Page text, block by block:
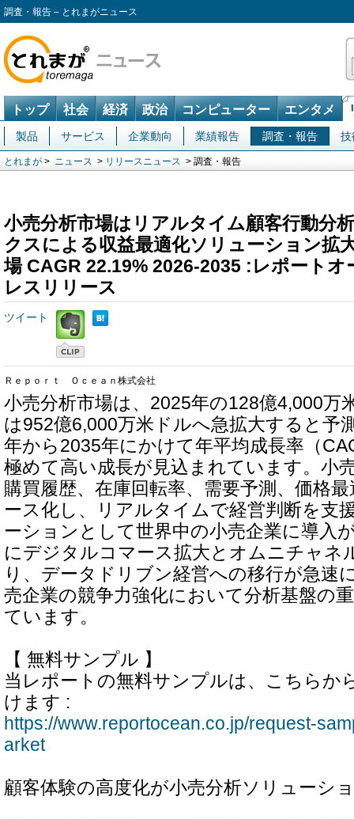
調査・報告 – とれまがニュース
トップ 社会 経済 政治 コンピューター エンタメ
製品 サービス 企業動向 業績報告 調査・報告 技
とれまが > ニュース > リリースニュース > 調査・報告
小売分析市場はリアルタイム顧客行動分
クスによる収益最適化ソリューション拡
場 CAGR 22.19% 2026-2035 :レポートオ
レスリリース
ツイート
Ｒｅｐｏｒｔ Ｏｃｅａｎ株式会社
小売分析市場は、2025年の128億4,000万
は952億6,000万米ドルへ急拡大すると予
年から2035年にかけて年平均成長率（
極めて高い成長が見込まれています。小
購買履歴、在庫回転率、需要予測、価格
ース化し、リアルタイムで経営判断を支
ーションとして世界中の小売企業に導入
にデジタルコマース拡大とオムニチャネ
り、データドリブン経営への移行が急速
売企業の競争力強化において分析基盤の
ています。
【 無料サンプル 】
当レポートの無料サンプルは、こちらか
けます :
https://www.reportocean.co.jp/request-
arket
顧客体験の高度化が小売分析ソリューシ